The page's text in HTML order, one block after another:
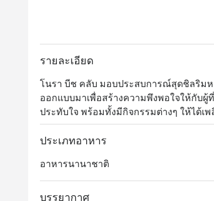
รายละเอียด
โนรา บีช คลับ มอบประสบการณ์สุดชิลริมห
ออกแบบมาเพื่อสร้างความพึงพอใจให้กับ
ประทับใจ พร้อมทั้งมีกิจกรรมต่างๆ ให้ได้เ
บุฟเฟต์อาหารเช้าไปจนถึงบาร์บีคิวริมหาด
เมดิเตอร์เรเนียนเพื่อสุขภาพที่ทั้งอร่อยและ
อยู่ท่ามกลางสระว่ายน้ำลูกคลื่น และโซนโ
ประทานอาหาร
ประเภทอาหาร
อาหารนานาชาติ
บรรยากาศ